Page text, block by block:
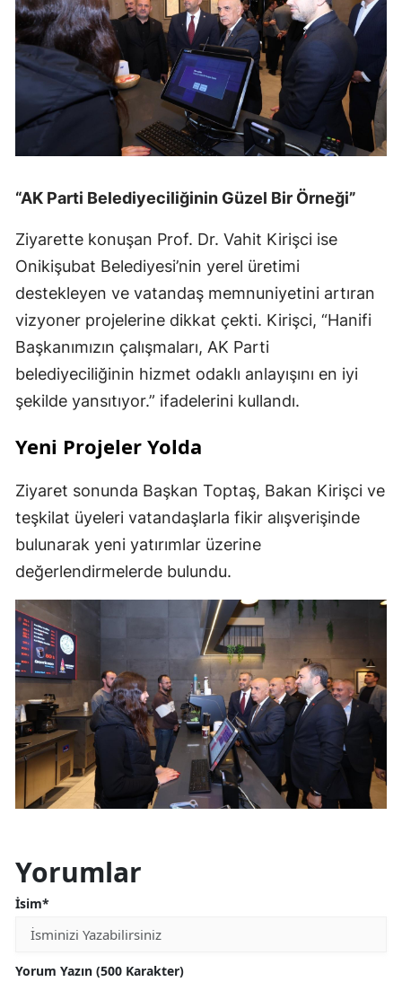
“AK Parti Belediyeciliğinin Güzel Bir Örneği”
Ziyarette konuşan Prof. Dr. Vahit Kirişci ise
Onikişubat Belediyesi’nin yerel üretimi
destekleyen ve vatandaş memnuniyetini artıran
vizyoner projelerine dikkat çekti. Kirişci, “Hanifi
Başkanımızın çalışmaları, AK Parti
belediyeciliğinin hizmet odaklı anlayışını en iyi
şekilde yansıtıyor.” ifadelerini kullandı.
Yeni Projeler Yolda
Ziyaret sonunda Başkan Toptaş, Bakan Kirişci ve
teşkilat üyeleri vatandaşlarla fikir alışverişinde
bulunarak yeni yatırımlar üzerine
değerlendirmelerde bulundu.
Yorumlar
İsim*
Yorum Yazın (500 Karakter)